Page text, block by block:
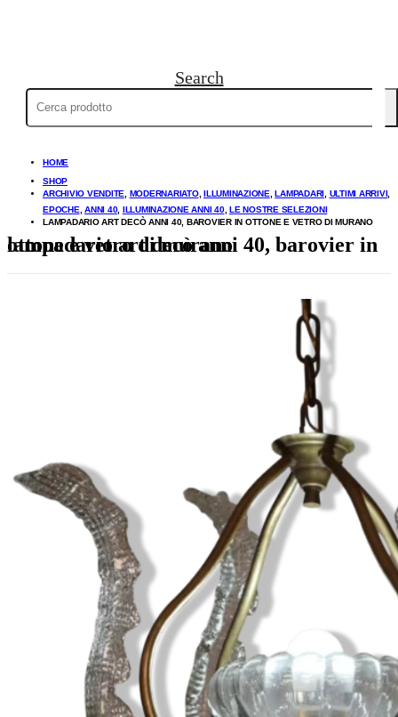
Search
Cerca:
HOME
SHOP
ARCHIVIO VENDITE
MODERNARIATO, ILLUMINAZIONE ,LAMPADARI ULTIMI ARRIVI,
EPOCHE ANNI 40, ILLUMINAZIONE ANNI 40, LE NOSTRE SELEZIONI
LAMPADARIO ART DECÒ ANNI 40, BAROVIER IN OTTONE E VETRO DI MURANO
lampadario art decò anni 40, barovier in ottone e vetro di murano